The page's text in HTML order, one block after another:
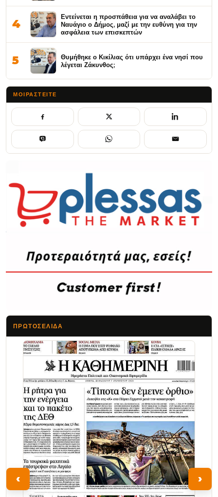
4
Εντείνεται η προσπάθεια για να αναλάβει το
Ναυάγιο ο Δήμος, μαζί με την ευθύνη για την
ασφάλεια των επισκεπτών
5
Θυμήθηκε ο Κικίλιας ότι υπάρχει ένα νησί που
λέγεται Ζάκυνθος;
ΜΟΙΡΑΣΤΕΊΤΕ
ΠΡΩΤΟΣΈΛΙΔΑ
‹ ›